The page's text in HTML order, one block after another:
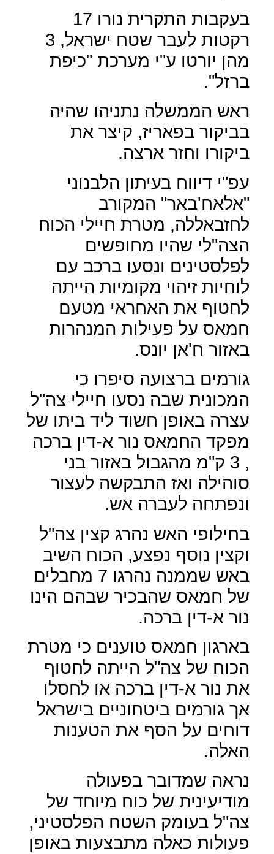
בעקבות התקרית נורו 17
רקטות לעבר שטח ישראל, 3
מהן יורטו ע"י מערכת "כיפת
ברזל".
ראש הממשלה נתניהו שהיה
בביקור בפאריז, קיצר את
ביקורו וחזר ארצה.
עפ"י דיווח בעיתון הלבנוני
"אלאח'באר" המקורב
לחזבאללה, מטרת חיילי הכוח
הצה"לי שהיו מחופשים
לפלסטינים ונסעו ברכב עם
לוחיות זיהוי מקומיות הייתה
לחטוף את האחראי מטעם
חמאס על פעילות המנהרות
באזור ח'אן יונס.
גורמים ברצועה סיפרו כי
המכונית שבה נסעו חיילי צה"ל
עצרה באופן חשוד ליד ביתו של
מפקד החמאס נור א-דין ברכה
, 3 ק"מ מהגבול באזור בני
סוהילה ואז התבקשה לעצור
ונפתחה לעברה אש.
בחילופי האש נהרג קצין צה"ל
וקצין נוסף נפצע, הכוח השיב
באש שממנה נהרגו 7 מחבלים
של חמאס שהבכיר שבהם הינו
נור א-דין ברכה.
בארגון חמאס טוענים כי מטרת
הכוח של צה"ל הייתה לחטוף
את נור א-דין ברכה או לחסלו
אך גורמים ביטחוניים בישראל
דוחים על הסף את הטענות
האלה.
נראה שמדובר בפעולה
מודיעינית של כוח מיוחד של
צה"ל בעומק השטח הפלסטיני,
פעולות כאלה מתבצעות באופן